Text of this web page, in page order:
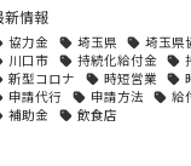
新情報
協力金 埼玉県 埼玉県
川口市
持続化給付金
新型コロナ
時短営業
申請代行
申請方法 給
補助金
飲食店